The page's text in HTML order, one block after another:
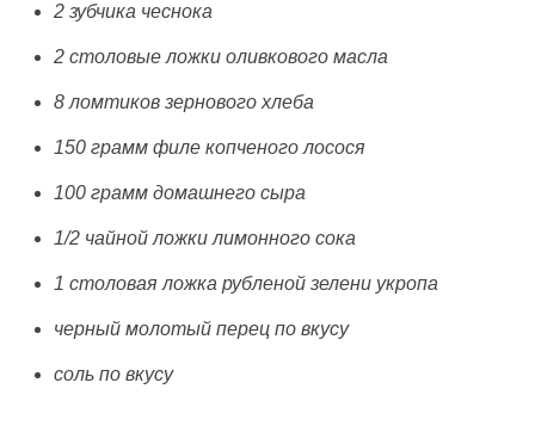
2 зубчика чеснока
2 столовые ложки оливкового масла
8 ломтиков зернового хлеба
150 грамм филе копченого лосося
100 грамм домашнего сыра
1/2 чайной ложки лимонного сока
1 столовая ложка рубленой зелени укропа
черный молотый перец по вкусу
соль по вкусу